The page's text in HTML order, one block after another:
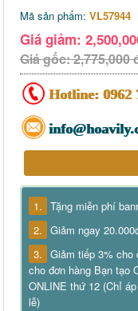
Mã sản phẩm: VL57944
Giá giảm:
Giá gốc: 2,775,000
Hotline: 0962
1. Tặng miễn phí
2. Giảm ngay
3. Giảm tiếp 3% cho
cho đơn hàng Bạn tạo
ONLINE thứ 12 (Chỉ
lễ)